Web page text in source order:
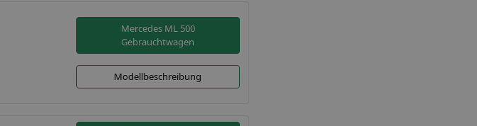
Mercedes ML 500
Gebrauchtwagen
Modellbeschreibung